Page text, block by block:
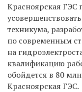
Красноярская ГЭС
техникума,
по современным
на
квалификацию
обойдется в 80
Красноярская ГЭС.